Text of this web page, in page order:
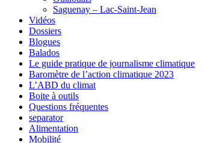
Saguenay – Lac-Saint-Jean
Vidéos
Dossiers
Blogues
Balados
Le guide pratique de journalisme climatique
Baromètre de l’action climatique 2023
L’ABD du climat
Boite à outils
Questions fréquentes
separator
Alimentation
Mobilité